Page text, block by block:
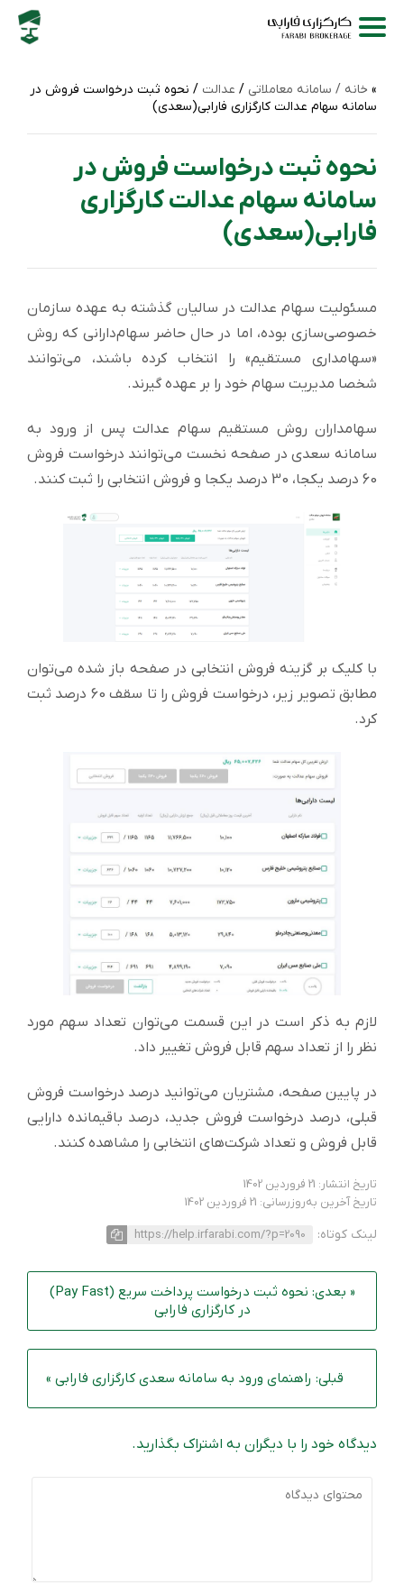
خانه / سامانه‌ معاملاتی / عدالت / نحوه ثبت درخواست فروش در
سامانه سهام عدالت کارگزاری فارابی(سعدی)
نحوه ثبت درخواست فروش در
سامانه سهام عدالت کارگزاری
فارابی(سعدی)
مسئولیت سهام عدالت در سالیان گذشته به عهده سازمان
خصوصی‌سازی بوده، اما در حال حاضر سهام‌دارانی که روش
«سهامداری مستقیم» را انتخاب کرده باشند، می‌توانند
شخصا مدیریت سهام خود را بر عهده گیرند.
سهامداران روش مستقیم سهام عدالت پس از ورود به
سامانه سعدی در صفحه نخست می‌توانند درخواست فروش
60 درصد یکجا، 30 درصد یکجا و فروش انتخابی را ثبت کنند.
با کلیک بر گزینه فروش انتخابی در صفحه باز شده می‌توان
مطابق تصویر زیر، درخواست فروش را تا سقف 60 درصد ثبت
کرد.
لازم به ذکر است در این قسمت می‌توان تعداد سهم مورد
نظر را از تعداد سهم قابل فروش تغییر داد.
در پایین صفحه، مشتریان می‌توانید درصد درخواست فروش
قبلی، درصد درخواست فروش جدید، درصد باقیمانده دارایی
قابل فروش و تعداد شرکت‌های انتخابی را مشاهده کنند.
تاریخ انتشار: 21 فروردین 1402
تاریخ آخرین به‌روزرسانی: 21 فروردین 1402
لینک کوتاه: https://help.irfarabi.com/?p=2090
« بعدی: نحوه ثبت درخواست پرداخت سریع (Pay Fast)
در کارگزاری فارابی
قبلی: راهنمای ورود به سامانه سعدی کارگزاری فارابی »
دیدگاه خود را با دیگران به اشتراک بگذارید.